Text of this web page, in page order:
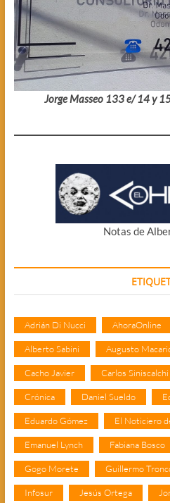
Jorge Masseo 133 e/ 14 y
Notas de
Adrián Di Nucci AhoraOnline
Alberto Sabini Augusto
Cacho Javier Carlos Siniscalchi
Crónica Daniel Sueldo
Eduardo Gómez El Noticiero
Emanuel Lynch Fabiana Bosco
Gogo Morete Guillermo
Infosur Jesús Ortega